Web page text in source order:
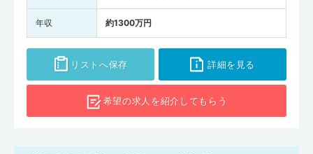
年収 約1300万円
リストへ保存 詳細を見る
希望の求人を紹介してもらう